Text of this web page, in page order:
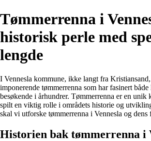
Tømmerrenna i
historisk perle med
lengde
I Vennesla kommune, ikke langt fra
imponerende tømmerrenna som har fasinert
besøkende i århundrer. Tømmerrenna er en unik
spilt en viktig rolle i områdets historie og
skal vi utforske tømmerrenna i Vennesla og dens
Historien bak tømmerrenna i